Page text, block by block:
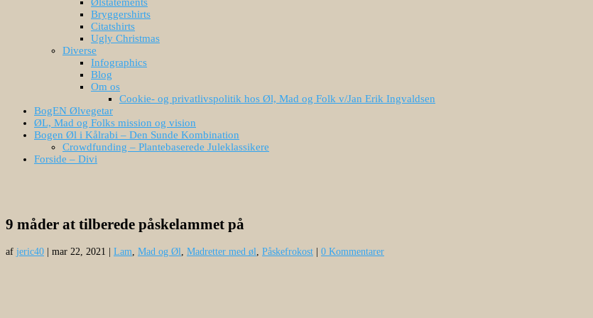
Bryggershirts
Citatshirts
Ugly Christmas
Diverse
Infographics
Blog
Om os
Cookie- og privatlivspolitik hos Øl, Mad og Folk v/Jan Erik Ingvaldsen
BogEN Ølvegetar
ØL, Mad og Folks mission og vision
Bogen Øl i Kålrabi – Den Sunde Kombination
Crowdfunding – Plantebaserede Juleklassikere
Forside – Divi
9 måder at tilberede påskelammet på
af jeric40 | mar 22, 2021 | Lam Mad og Øl Madretter med øl Påskefrokost | 0 Kommentarer